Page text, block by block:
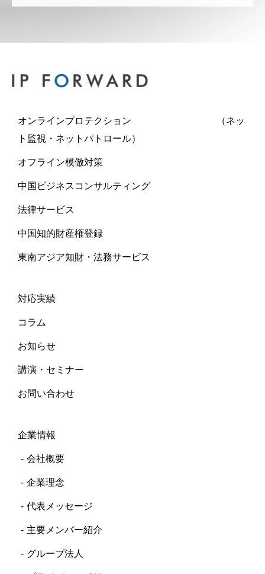
オンラインプロテクション （ネッ
ト監視・ネットパトロール）
オフライン模倣対策
中国ビジネスコンサルティング
法律サービス
中国知的財産権登録
東南アジア知財・法務サービス
対応実績
コラム
お知らせ
講演・セミナー
お問い合わせ
企業情報
会社概要
企業理念
代表メッセージ
主要メンバー紹介
グループ法人